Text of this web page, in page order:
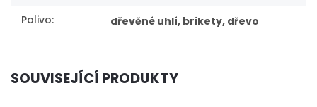
Palivo: dřevěné uhlí, brikety, dřevo
SOUVISEJÍCÍ PRODUKTY